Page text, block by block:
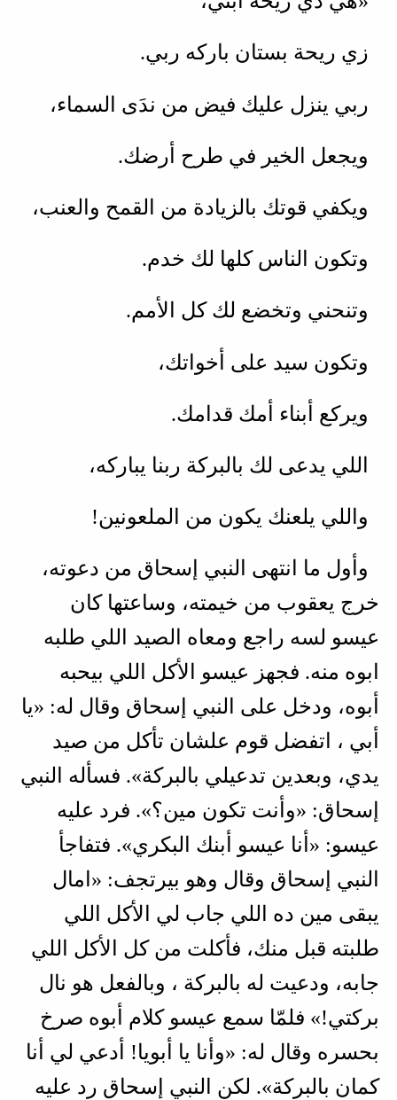
زي ريحة بستان باركه ربي.
ربي ينزل عليك فيض من ندَى السماء،
ويجعل الخير في طرح أرضك.
ويكفي قوتك بالزيادة من القمح والعنب،
وتكون الناس كلها لك خدم.
وتنحني وتخضع لك كل الأمم.
وتكون سيد على أخواتك،
ويركع أبناء أمك قدامك.
اللي يدعى لك بالبركة ربنا يباركه،
واللي يلعنك يكون من الملعونين!
وأول ما انتهى النبي إسحاق من دعوته،
خرج يعقوب من خيمته، وساعتها كان
عيسو لسه راجع ومعاه الصيد اللي طلبه
ابوه منه. فجهز عيسو الأكل اللي بيحبه
أبوه، ودخل على النبي إسحاق وقال له: «يا
أبي ، اتفضل قوم علشان تأكل من صيد
يدي، وبعدين تدعيلي بالبركة». فسأله النبي
إسحاق: «وأنت تكون مين؟». فرد عليه
عيسو: «أنا عيسو أبنك البكري». فتفاجأ
النبي إسحاق وقال وهو بيرتجف: «امال
يبقى مين ده اللي جاب لي الأكل اللي
طلبته قبل منك، فأكلت من كل الأكل اللي
جابه، ودعيت له بالبركة ، وبالفعل هو نال
بركتي!» فلمّا سمع عيسو كلام أبوه صرخ
بحسره وقال له: «وأنا يا أبويا! أدعي لي أنا
كمان بالبركة». لكن النبي إسحاق رد عليه